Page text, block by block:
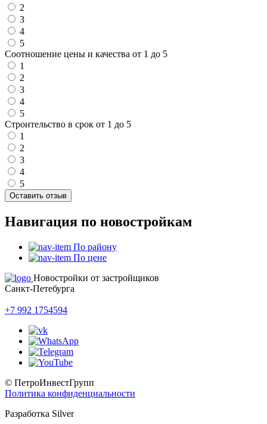
2
3
4
5
Соотношение цены и качества от 1 до 5
1
2
3
4
5
Строительство в срок от 1 до 5
1
2
3
4
5
Оставить отзыв
Навигация по новостройкам
По району
По цене
Новостройки от застройщиков
Санкт-Петебурга
+7 992 1754594
© ПетроИнвестГрупп
Политика конфиденциальности
Разработка Silver